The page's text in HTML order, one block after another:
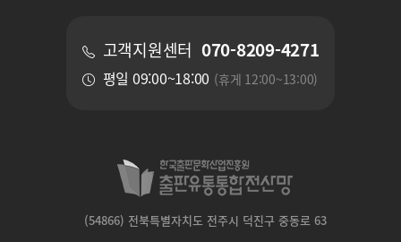
고객지원센터 070-8209-4271
평일 09:00~18:00 (휴게 12:00~13:00)
(54866) 전북특별자치도 전주시 덕진구 중동로 63